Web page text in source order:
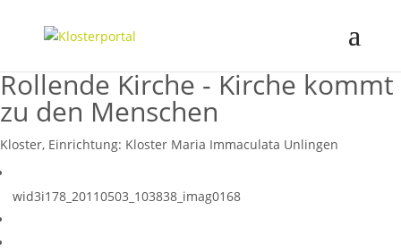
Rollende Kirche - Kirche kommt
zu den Menschen
Kloster, Einrichtung: Kloster Maria Immaculata Unlingen
wid3i178_20110503_103838_imag0168